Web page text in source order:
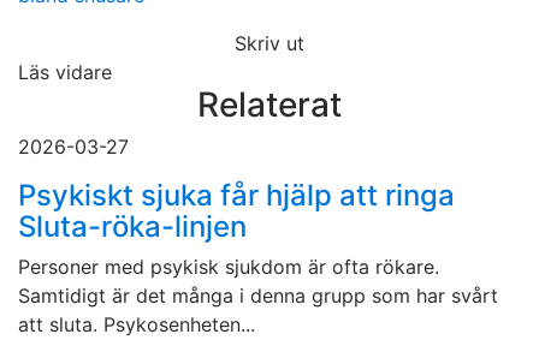
Skriv ut
Läs vidare
Relaterat
2026-03-27
Psykiskt sjuka får hjälp att ringa
Sluta-röka-linjen
Personer med psykisk sjukdom är ofta rökare.
Samtidigt är det många i denna grupp som har svårt
att sluta. Psykosenheten...